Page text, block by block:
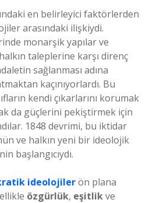
en belirleyici faktörlerden
arasındaki ilişkiydi.
monarşik yapılar ve
taleplerine karşı direnç
sağlanması adına
kaçınıyorlardı. Bu
kendi çıkarlarını korumak
da güçlerini pekiştirmek için
1848 devrimi, bu iktidar
ve halkın yeni bir ideolojik
başlangıcıydı.
ideolojilerön plana
özgürlük, eşitlikve